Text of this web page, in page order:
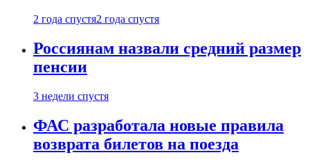
2 года спустя2 года спустя
Россиянам назвали средний размер
пенсии
3 недели спустя
ФАС разработала новые правила
возврата билетов на поезда